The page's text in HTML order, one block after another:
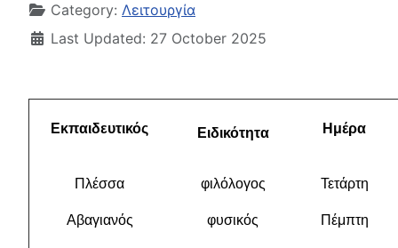
Category: Λειτουργία
Last Updated: 27 October 2025
Εκπαιδευτικός Ειδικότητα Ημέρα
Πλέσσα φιλόλογος Τετάρτη
Αβαγιανός φυσικός Πέμπτη